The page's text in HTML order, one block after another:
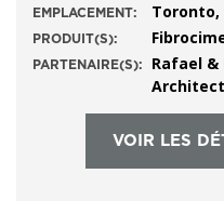
EMPLACEMENT: Toronto,
PRODUIT(S):
PARTENAIRE(S):
Rafael &
VOIR LES